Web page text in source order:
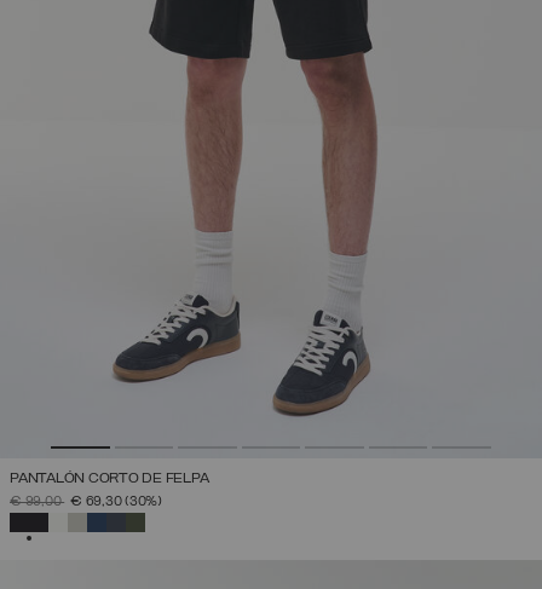
PANTALÓN CORTO DE FELPA
PRECIO REBAJADO DE
€ 99,00A€ 69,30(30%)